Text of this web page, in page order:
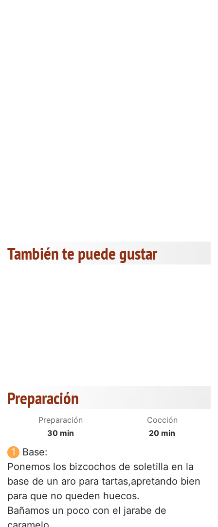
También te puede gustar
Preparación
Preparación
30 min
Cocción
20 min
Base:
Ponemos los bizcochos de soletilla en la
base de un aro para tartas,apretando bien
para que no queden huecos.
Bañamos un poco con el jarabe de